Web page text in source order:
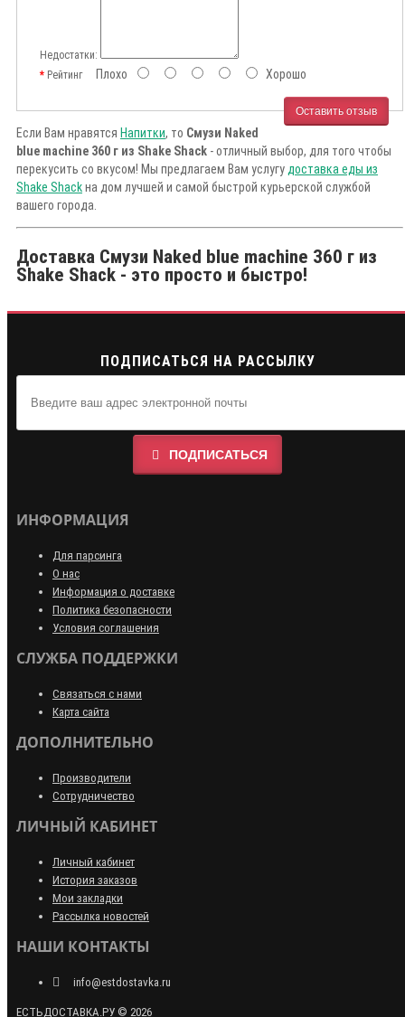
Недостатки:
РейтингПлохо Хорошо
Оставить отзыв
Если Вам нравятся Напитки, то Смузи Naked
blue machine 360 г из Shake Shack - отличный выбор, для того чтобы
перекусить со вкусом! Мы предлагаем Вам услугу доставка еды из
Shake Shackна дом лучшей и самой быстрой курьерской службой
вашего города.
Доставка Смузи Naked blue machine 360 г из
Shake Shack - это просто и быстро!
ПОДПИСАТЬСЯ НА РАССЫЛКУ
ПОДПИСАТЬСЯ
ИНФОРМАЦИЯ
Для парсинга
О нас
Информация о доставке
Политика безопасности
Условия соглашения
СЛУЖБА ПОДДЕРЖКИ
Связаться с нами
Карта сайта
ДОПОЛНИТЕЛЬНО
Производители
Сотрудничество
ЛИЧНЫЙ КАБИНЕТ
Личный кабинет
История заказов
Мои закладки
Рассылка новостей
НАШИ КОНТАКТЫ
info@estdostavka.ru
ЕСТЬДОСТАВКА.РУ © 2026